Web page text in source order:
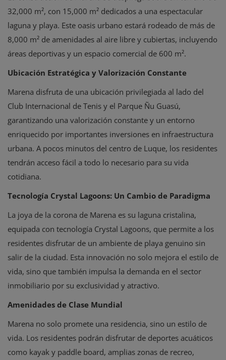
32,000 m², con 15,000 m² dedicados a una espectacular
laguna y playa. Este oasis urbano estará rodeado de más de
8,000 m² de amenidades al aire libre y cubiertas, incluyendo
áreas deportivas y un espacio comercial de 600 m².
Ubicación Estratégica y Valorización Constante
Marena disfruta de una ubicación privilegiada al lado del
Club Internacional de Tenis y el Parque Ñu Guasú,
garantizando una valorización constante y un entorno
enriquecido por importantes inversiones en infraestructura
urbana. A pocos minutos del centro de Luque, los residentes
tendrán acceso fácil a todo lo necesario para su vida
cotidiana.
Tecnología Crystal Lagoons: Un Cambio de Paradigma
La joya de la corona de Marena es su laguna cristalina,
equipada con tecnología Crystal Lagoons, que permite a los
residentes disfrutar de un ambiente de playa genuino sin
salir de la ciudad. Esta innovación no solo mejora el estilo de
vida, sino que también impulsa la demanda en el sector
inmobiliario por su exclusividad y atractivo.
Amenidades de Clase Mundial
Marena no solo promete una residencia, sino un estilo de
vida. Los residentes podrán disfrutar de deportes acuáticos
como kayak y paddle board, amplias zonas de recreo,